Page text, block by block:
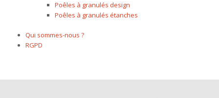
Poêles à granulés design
Poêles à granulés étanches
Qui sommes-nous ?
RGPD